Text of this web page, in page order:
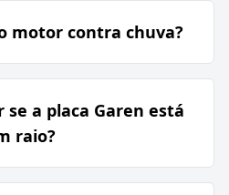
motor contra chuva?
a placa Garen está
raio?